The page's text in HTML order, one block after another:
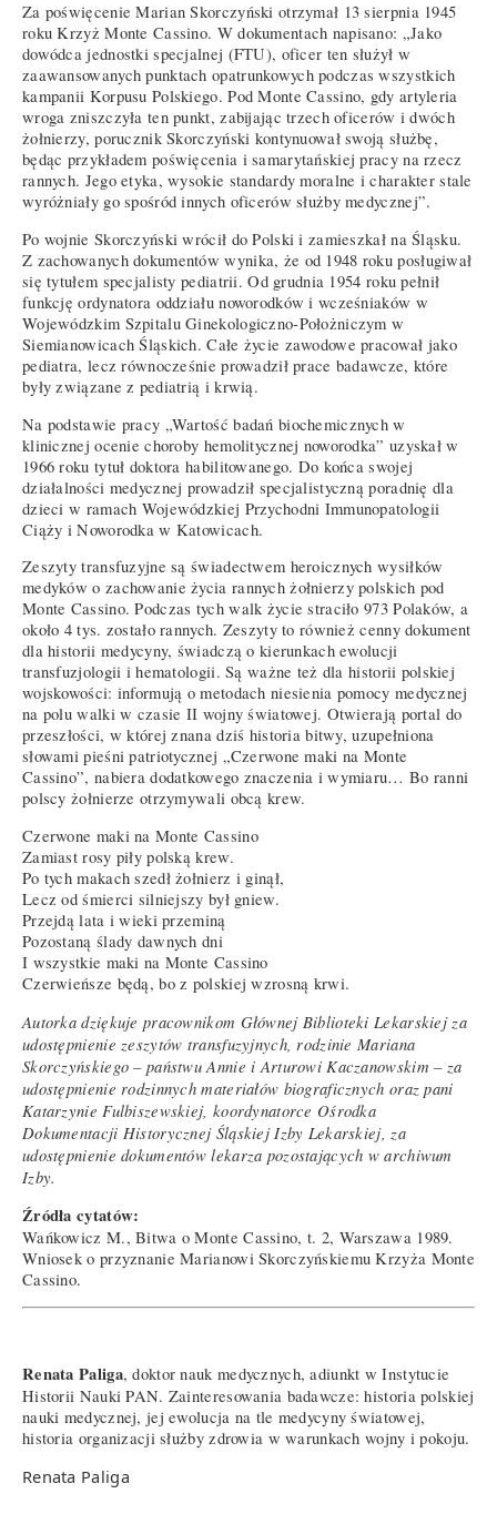
Za poświęcenie Marian Skorczyński otrzymał 13 sierpnia 1945
roku Krzyż Monte Cassino. W dokumentach napisano: „Jako
dowódca jednostki specjalnej (FTU), oficer ten służył w
zaawansowanych punktach opatrunkowych podczas wszystkich
kampanii Korpusu Polskiego. Pod Monte Cassino, gdy artyleria
wroga zniszczyła ten punkt, zabijając trzech oficerów i dwóch
żołnierzy, porucznik Skorczyński kontynuował swoją służbę,
będąc przykładem poświęcenia i samarytańskiej pracy na rzecz
rannych. Jego etyka, wysokie standardy moralne i charakter stale
wyróżniały go spośród innych oficerów służby medycznej”.
Po wojnie Skorczyński wrócił do Polski i zamieszkał na Śląsku.
Z zachowanych dokumentów wynika, że od 1948 roku posługiwał
się tytułem specjalisty pediatrii. Od grudnia 1954 roku pełnił
funkcję ordynatora oddziału noworodków i wcześniaków w
Wojewódzkim Szpitalu Ginekologiczno-Położniczym w
Siemianowicach Śląskich. Całe życie zawodowe pracował jako
pediatra, lecz równocześnie prowadził prace badawcze, które
były związane z pediatrią i krwią.
Na podstawie pracy „Wartość badań biochemicznych w
klinicznej ocenie choroby hemolitycznej noworodka” uzyskał w
1966 roku tytuł doktora habilitowanego. Do końca swojej
działalności medycznej prowadził specjalistyczną poradnię dla
dzieci w ramach Wojewódzkiej Przychodni Immunopatologii
Ciąży i Noworodka w Katowicach.
Zeszyty transfuzyjne są świadectwem heroicznych wysiłków
medyków o zachowanie życia rannych żołnierzy polskich pod
Monte Cassino. Podczas tych walk życie straciło 973 Polaków, a
około 4 tys. zostało rannych. Zeszyty to również cenny dokument
dla historii medycyny, świadczą o kierunkach ewolucji
transfuzjologii i hematologii. Są ważne też dla historii polskiej
wojskowości: informują o metodach niesienia pomocy medycznej
na polu walki w czasie II wojny światowej. Otwierają portal do
przeszłości, w której znana dziś historia bitwy, uzupełniona
słowami pieśni patriotycznej „Czerwone maki na Monte
Cassino”, nabiera dodatkowego znaczenia i wymiaru… Bo ranni
polscy żołnierze otrzymywali obcą krew.
Czerwone maki na Monte Cassino
Zamiast rosy piły polską krew.
Po tych makach szedł żołnierz i ginął,
Lecz od śmierci silniejszy był gniew.
Przejdą lata i wieki przeminą
Pozostaną ślady dawnych dni
I wszystkie maki na Monte Cassino
Czerwieńsze będą, bo z polskiej wzrosną krwi.
Autorka dziękuje pracownikom Głównej Biblioteki Lekarskiej za
udostępnienie zeszytów transfuzyjnych, rodzinie Mariana
Skorczyńskiego – państwu Annie i Arturowi Kaczanowskim – za
udostępnienie rodzinnych materiałów biograficznych oraz pani
Katarzynie Fulbiszewskiej, koordynatorce Ośrodka
Dokumentacji Historycznej Śląskiej Izby Lekarskiej, za
udostępnienie dokumentów lekarza pozostających w archiwum
Izby.
Źródła cytatów:
Wańkowicz M., Bitwa o Monte Cassino, t. 2, Warszawa 1989.
Wniosek o przyznanie Marianowi Skorczyńskiemu Krzyża Monte
Cassino.
Renata Paliga, doktor nauk medycznych, adiunkt w Instytucie
Historii Nauki PAN. Zainteresowania badawcze: historia polskiej
nauki medycznej, jej ewolucja na tle medycyny światowej,
historia organizacji służby zdrowia w warunkach wojny i pokoju.
Renata Paliga